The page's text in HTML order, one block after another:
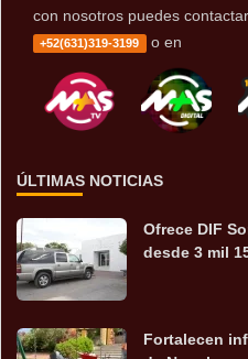
con nosotros puedes
+52(631)319-3199 o en
ÚLTIMAS NOTICIAS
Ofrece DIF
desde 3 mil
Fortalecen